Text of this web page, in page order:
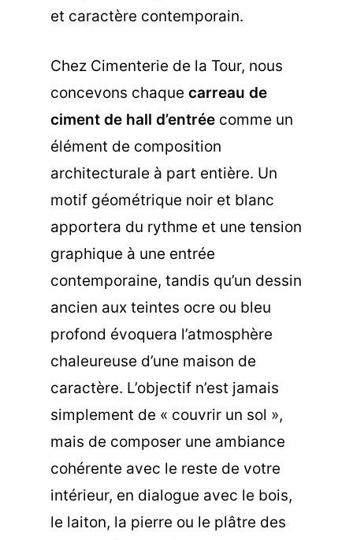
et caractère contemporain.
Chez Cimenterie de la Tour, nous
concevons chaque carreau de
ciment de hall d’entrée comme un
élément de composition
architecturale à part entière. Un
motif géométrique noir et blanc
apportera du rythme et une tension
graphique à une entrée
contemporaine, tandis qu’un dessin
ancien aux teintes ocre ou bleu
profond évoquera l’atmosphère
chaleureuse d’une maison de
caractère. L’objectif n’est jamais
simplement de « couvrir un sol »,
mais de composer une ambiance
cohérente avec le reste de votre
intérieur, en dialogue avec le bois,
le laiton, la pierre ou le plâtre des